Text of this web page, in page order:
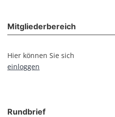
Mitgliederbereich
Hier können Sie sich
einloggen
Rundbrief